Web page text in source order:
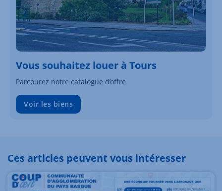
Vous souhaitez louer à Tours
Parcourez notre catalogue d’offre
Voir les biens
Ces articles peuvent vous intéresser